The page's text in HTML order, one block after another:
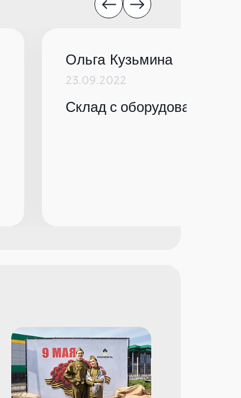
Ольга Кузьмина
23.09.2022
Склад с оборудованием